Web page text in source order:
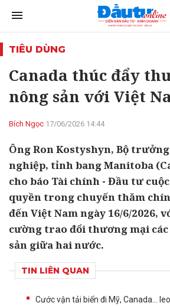
TIÊU DÙNG
Canada thúc đẩy
nông sản với Việt
Bích Ngọc 17/06/2026 14:44
Ông Ron Kostyshyn, Bộ
nghiệp, tỉnh bang Manitoba
cho báo Tài chính - Đầu tư
quyền trong chuyến thăm
đến Việt Nam ngày 16/6/2026,
cường trao đổi thương mại
sản giữa hai nước.
TIN LIÊN QUAN
Cước vận tải biển đi Mỹ, Canada...